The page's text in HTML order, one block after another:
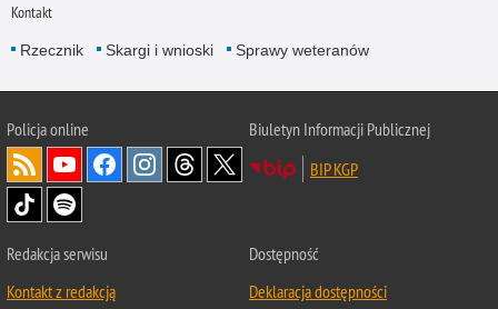
Kontakt
Rzecznik Skargi i wnioski Sprawy weteranów
Policjaonline
Biuletyn Informacji Publicznej
BIP KGP
Redakcja serwisu
Kontakt z redakcją
Dostępność
Deklaracja dostępności